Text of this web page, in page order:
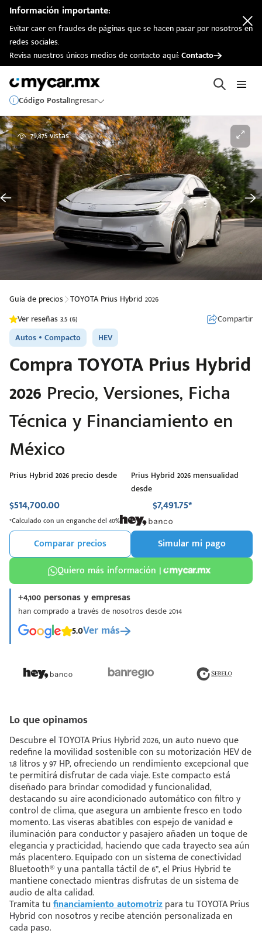
Información importante:
Evitar caer en fraudes de páginas que se hacen pasar por nosotros en
redes sociales.
Revisa nuestros únicos medios de contacto aquí:Contacto
Código PostalIngresar
79,875 vistas
Guía de precios TOYOTA Prius Hybrid 2026
Compartir
Ver reseñas 3.5 (6)
Autos
Compacto HEV
CompraTOYOTA Prius Hybrid
2026 Precio, Versiones, Ficha
Técnica y Financiamiento en
México
Lo que opinamos
Descubre el TOYOTA Prius Hybrid 2026, un auto nuevo que
redefine la movilidad sostenible con su motorización HEV de
1.8 litros y 97 HP, ofreciendo un rendimiento excepcional que
te permitirá disfrutar de cada viaje. Este compacto está
diseñado para brindar comodidad y funcionalidad,
destacando su aire acondicionado automático con filtro y
control de clima, que asegura un ambiente fresco en todo
momento. Las viseras abatibles con espejo de vanidad e
iluminación para conductor y pasajero añaden un toque de
elegancia y practicidad, haciendo que cada trayecto sea aún
más placentero. Equipado con un sistema de conectividad
Bluetooth® y una pantalla táctil de 6”, el Prius Hybrid te
mantiene conectado mientras disfrutas de un sistema de
audio de alta calidad.
Tramita tufinanciamiento automotrizpara tu TOYOTA Prius
Hybrid con nosotros y recibe atención personalizada en
cada paso.
Prius Hybrid 2026 precio desde
$514,700.00
Prius Hybrid 2026 mensualidad
desde
$7,491.75*
*Calculado con un enganche del 40%
Comparar precios
Simular mi pago
Quiero más información |
+4,100 personas y empresas
han comprado a través de nosotros desde 2014
5.0Ver más
¡Espera!
enviar tu cotización
conozcas nuestro
asesor te guiará
más
estoy viendo 😀